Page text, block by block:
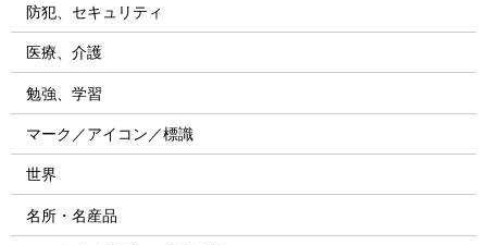
防犯、セキュリティ
医療、介護
勉強、学習
マーク／アイコン／標識
世界
名所・名産品